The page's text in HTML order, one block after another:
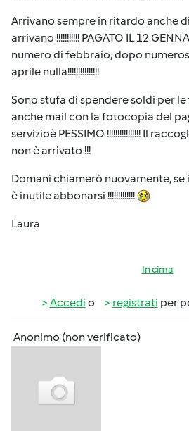
Arrivano sempre in ritardo anche
arrivano !!!!!!!!!!! PAGATO IL 12
numero di febbraio, dopo
aprile nulla!!!!!!!!!!!!!!!
Sono stufa di spendere soldi per
anche mail con la fotocopia del
servizioè PESSIMO !!!!!!!!!!!!!!!! Il
non è arrivato !!!
Domani chiamerò nuovamente, se
è inutile abbonarsi !!!!!!!!!!!!!
Laura
In cima
Accedi o registrati per
Anonimo (non verificato)